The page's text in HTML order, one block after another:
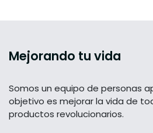
Mejorando tu vida
Somos un equipo de personas
objetivo es mejorar la vida de
productos revolucionarios.